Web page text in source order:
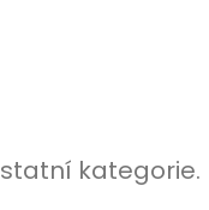
kategorie.